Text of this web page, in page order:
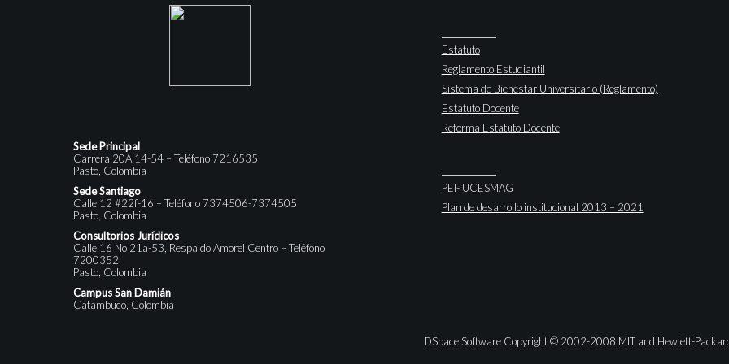
Sede Principal
Carrera 20A 14-54 – Teléfono 7216535
Pasto, Colombia
Sede Santiago
Calle 12 #22f-16 – Teléfono 7374506-7374505
Pasto, Colombia
Consultorios Jurídicos
Calle 16 No 21a-53, Respaldo Amorel Centro – Teléfono
7200352
Pasto, Colombia
Campus San Damián
Catambuco, Colombia
Estatuto
Reglamento Estudiantil
Sistema de Bienestar Universitario (Reglamento)
Estatuto Docente
Reforma Estatuto Docente
PEI-IUCESMAG
Plan de desarrollo institucional 2013 – 2021
DSpace Software Copyright © 2002-2008 MIT and Hewlett-